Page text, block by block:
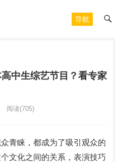
导航
中生综艺节目？看专家
阅读(705)
青睐，都成为了吸引观众的
文化之间的关系，表演技巧